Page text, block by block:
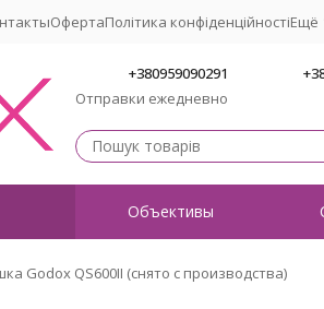
ОфертаПолітика конфіденційностіЕщё
+380959090291
Отправки ежедневно
Объективы
Godox QS600II (снято с производства)